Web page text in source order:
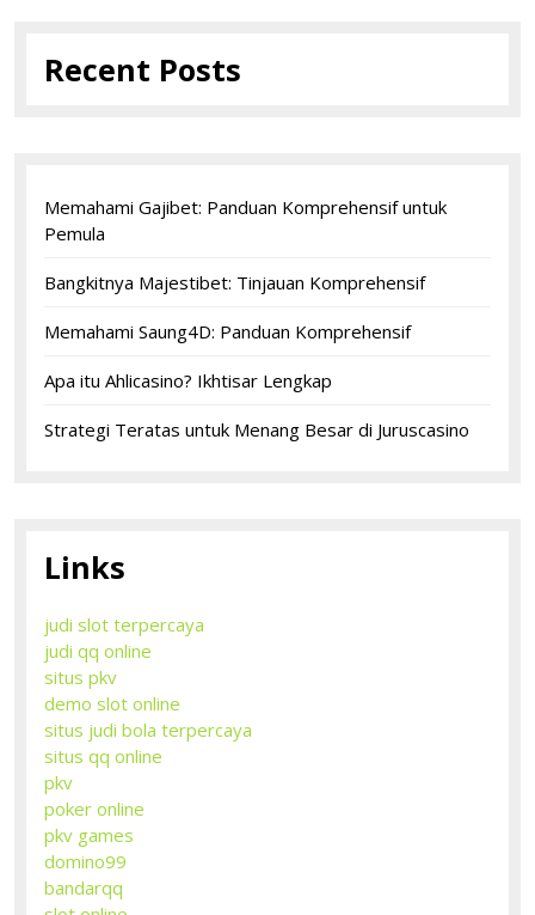
Recent Posts
Memahami Gajibet: Panduan Komprehensif untuk
Pemula
Bangkitnya Majestibet: Tinjauan Komprehensif
Memahami Saung4D: Panduan Komprehensif
Apa itu Ahlicasino? Ikhtisar Lengkap
Strategi Teratas untuk Menang Besar di Juruscasino
Links
judi slot terpercaya
judi qq online
situs pkv
demo slot online
situs judi bola terpercaya
situs qq online
pkv
poker online
pkv games
domino99
bandarqq